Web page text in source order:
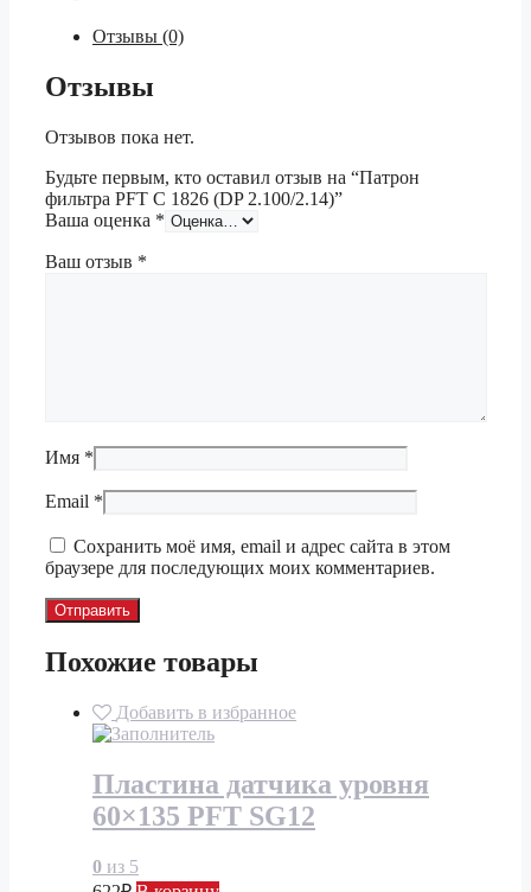
Отзывы (0)
Отзывы
Отзывов пока нет.
Будьте первым, кто оставил отзыв на “Патрон
фильтра PFT С 1826 (DP 2.100/2.14)”
Ваша оценка *
Ваш отзыв *
Имя *
Email *
Сохранить моё имя, email и адрес сайта в этом
браузере для последующих моих комментариев.
Похожие товары
Добавить в избранное
Пластина датчика уровня
60×135 PFT SG12
0 из 5